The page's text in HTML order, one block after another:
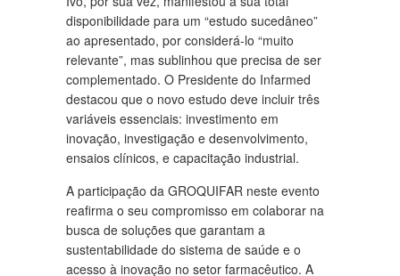
disponibilidade para um “estudo sucedâneo”
ao apresentado, por considerá-lo “muito
relevante”, mas sublinhou que precisa de ser
complementado. O Presidente do Infarmed
destacou que o novo estudo deve incluir três
variáveis essenciais: investimento em
inovação, investigação e desenvolvimento,
ensaios clínicos, e capacitação industrial.
A participação da GROQUIFAR neste evento
reafirma o seu compromisso em colaborar na
busca de soluções que garantam a
sustentabilidade do sistema de saúde e o
acesso à inovação no setor farmacêutico. A